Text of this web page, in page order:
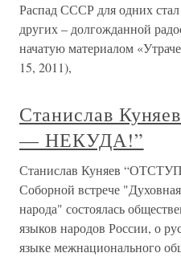
Распад СССР для одних
других – долгожданной
начатую материалом
15, 2011),
Станислав
— НЕКУДА!”
Станислав Куняев
Соборной встрече
народа" состоялась
языков народов России, о
языке межнационального